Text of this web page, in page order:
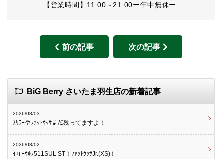
【営業時間】11:00～21:00ー年中無休ー
前の記事 次の記事
BiG Berry さいたま羽生店の新着記事
2026/08/03
ｽﾘﾗｰやﾌｧｯﾄｳｯｻまだ残ってますよ！
2026/08/02
ｲｴﾛｰｳﾙﾌ511SUL-ST！ﾌｧｯﾄｳｯｻJr.(XS)！